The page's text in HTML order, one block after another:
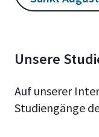
Unsere
Auf unserer
Studiengänge